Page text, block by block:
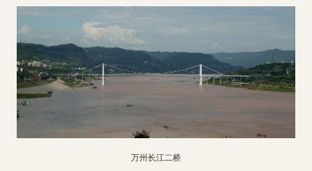
万州长江二桥